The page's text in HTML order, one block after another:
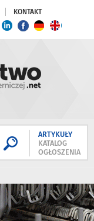
KONTAKT
ARTYKUŁY
KATALOG
OGŁOSZENIA